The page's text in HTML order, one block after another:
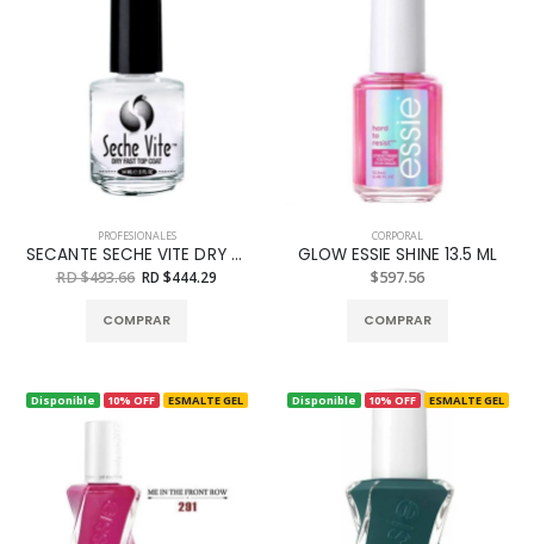
PROFESIONALES
SECANTE SECHE VITE DRY FAST 14ML
RD $493.66 RD $444.29
COMPRAR
CORPORAL
GLOW ESSIE SHINE 13.5 ML
$597.56
COMPRAR
Disponible 10% OFF ESMALTE GEL Disponible 10% OFF ESMALTE GEL